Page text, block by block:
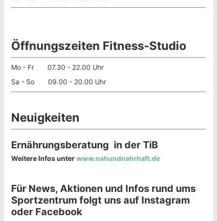
Öffnungszeiten Fitness-Studio
Mo - Fr 07.30 - 22.00 Uhr
Sa - So 09.00 - 20.00 Uhr
Neuigkeiten
Ernährungsberatung in der TiB
Weitere Infos unter www.nahundnahrhaft.de
Für News, Aktionen und Infos rund ums
Sportzentrum folgt uns auf Instagram
oder Facebook